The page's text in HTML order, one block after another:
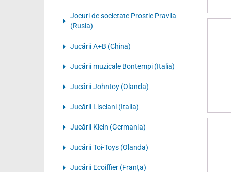
Jocuri de societate Prostie Pravila
(Rusia)
Jucării A+B (China)
Jucării muzicale Bontempi (Italia)
Jucării Johntoy (Olanda)
Jucării Lisciani (Italia)
Jucării Klein (Germania)
Jucării Toi-Toys (Olanda)
Jucării Ecoiffier (Franța)